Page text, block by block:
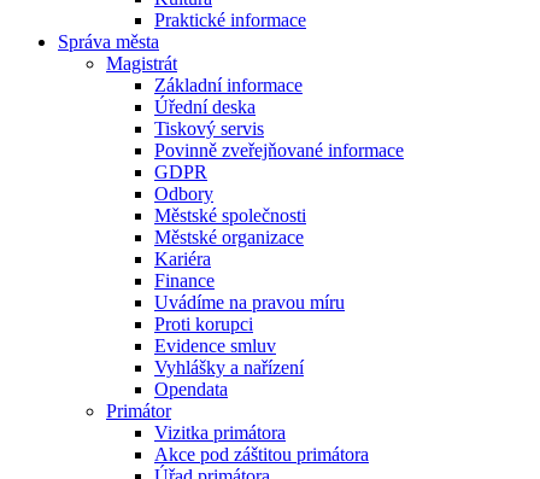
Praktické informace
Správa města
Magistrát
Základní informace
Úřední deska
Tiskový servis
Povinně zveřejňované informace
GDPR
Odbory
Městské společnosti
Městské organizace
Kariéra
Finance
Uvádíme na pravou míru
Proti korupci
Evidence smluv
Vyhlášky a nařízení
Opendata
Primátor
Vizitka primátora
Akce pod záštitou primátora